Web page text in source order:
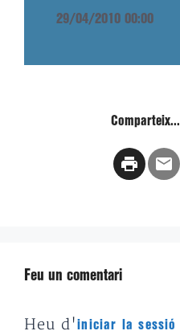
29/04/2010 00:00
Comparteix...
Feu un comentari
Heu d'iniciar la sessió